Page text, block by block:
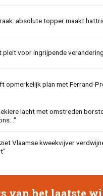
absolute topper maakt
pleit voor ingrijpende verandering
opmerkelijk plan met Ferrand-
lacht met omstreden
Vlaamse kweekvijver
van het laatste